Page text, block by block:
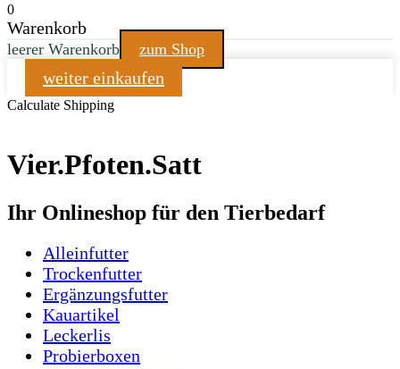
0
Warenkorb
leerer Warenkorb zum Shop
weiter einkaufen
Calculate Shipping
Vier.Pfoten.Satt
Ihr Onlineshop für den Tierbedarf
Alleinfutter
Trockenfutter
Ergänzungsfutter
Kauartikel
Leckerlis
Probierboxen